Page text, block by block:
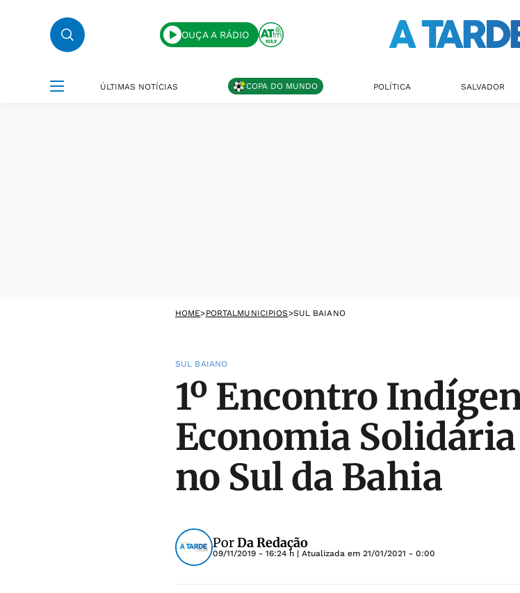
OUÇA A RÁDIO
ÚLTIMAS NOTÍCIAS COPA DO MUNDO POLÍTICA SALVADOR
HOME>PORTALMUNICIPIOS>SUL BAIANO
SUL BAIANO
1º Encontro
Economia
no Sul da Bahia
PorDa Redação
09/11/2019 - 16:24 h | Atualizada em 21/01/2021 - 0:00